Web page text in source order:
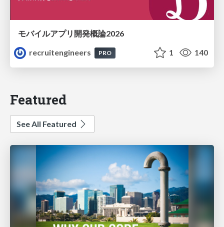
モバイルアプリ開発概論2026
recruitengineers
PRO 1 140
Featured
See All Featured